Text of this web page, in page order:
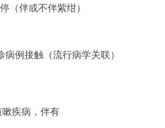
（伴或不伴紫绀）
病例接触（流行病学关联）
疾病，伴有